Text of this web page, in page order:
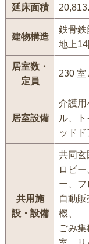
延床面積
建物構造
鉄骨鉄
地上
居室数・
定員
230 室
居室設備
介護用
ル、
ッドド
共用施
設・設備
共同玄
ロビ
ー、フ
自動
機、
ごみ